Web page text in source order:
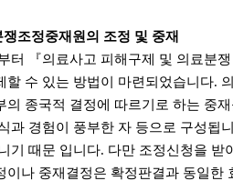
조정중재원의 조정 및 중재
터 『의료사고 피해구제 및 의료분
할 수 있는 방법이 마련되었습니다.
의 종국적 결정에 따르기로 하는 중
과 경험이 풍부한 자 등으로 구성됩
기 때문 입니다. 다만 조정신청을
이나 중재결정은 확정판결과 동일한